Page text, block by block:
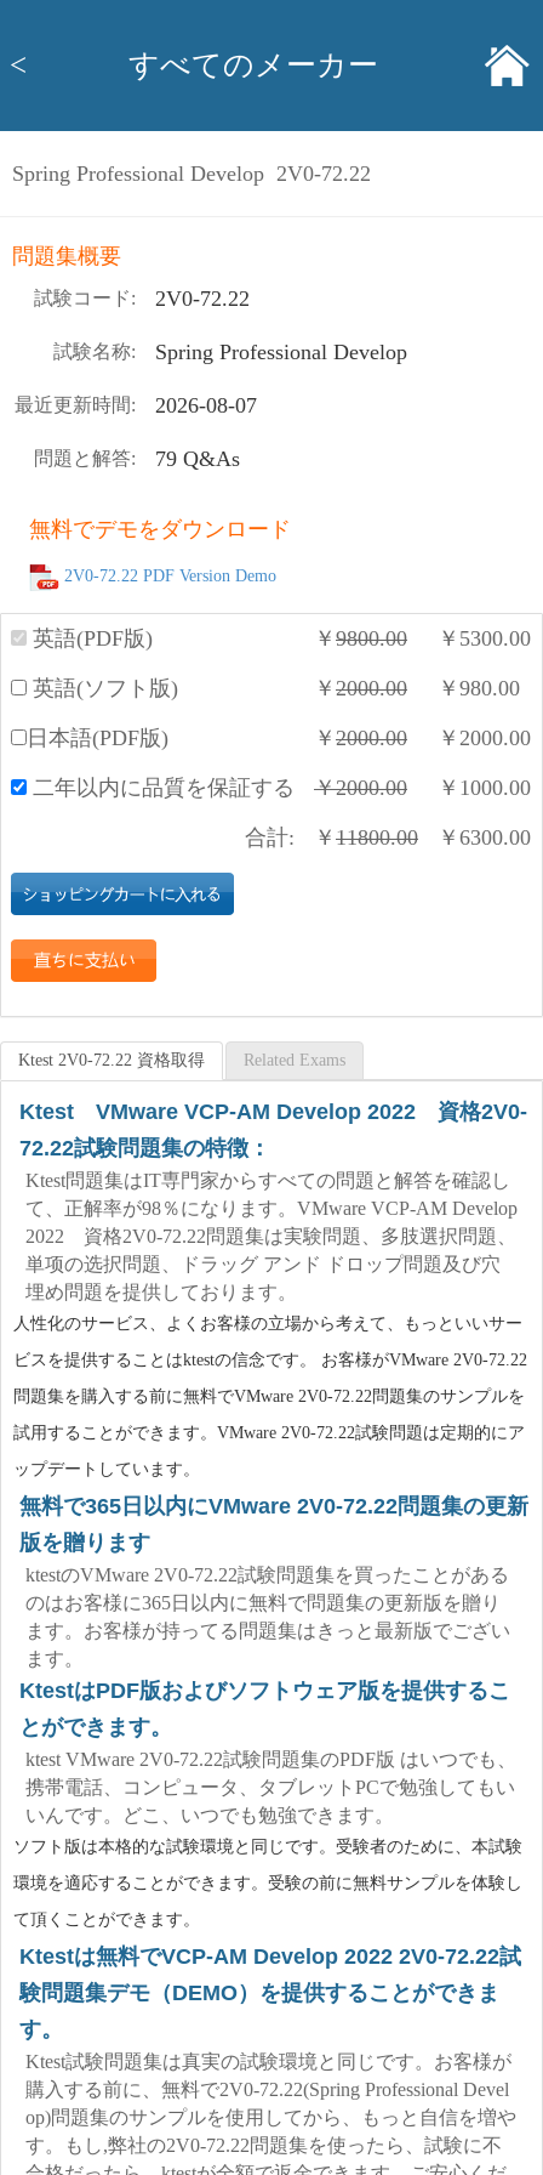
< すべてのメーカー
Spring Professional Develop 2V0-72.22
問題集概要
試験コード: 2V0-72.22
試験名称: Spring Professional Develop
最近更新時間: 2026-08-07
問題と解答: 79 Q&As
無料でデモをダウンロード
2V0-72.22 PDF Version Demo
英語(PDF版) ￥ 9800.00 ￥ 5300.00
英語(ソフト版) ￥ 2000.00 ￥ 980.00
日本語(PDF版) ￥ 2000.00 ￥ 2000.00
二年以内に品質を保証する ￥2000.00 ￥ 1000.00
合計: ￥ 11800.00 ￥ 6300.00
Ktest 2V0-72.22 資格取得 Related Exams
Ktest VMware VCP-AM Develop 2022 資格2V0-
72.22試験問題集の特徴：
Ktest問題集はIT専門家からすべての問題と解答を確認し
て、正解率が98％になります。VMware VCP-AM Develop
2022 資格2V0-72.22問題集は実験問題、多肢選択問題、
単项の选択問題、ドラッグ アンド ドロップ問題及び穴
埋め問題を提供しております。
人性化のサービス、よくお客様の立場から考えて、もっといいサー
ビスを提供することはktestの信念です。 お客様がVMware 2V0-72.22
問題集を購入する前に無料でVMware 2V0-72.22問題集のサンプルを
試用することができます。VMware 2V0-72.22試験問題は定期的にア
ップデートしています。
無料で365日以内にVMware 2V0-72.22問題集の更新
版を贈ります
ktestのVMware 2V0-72.22試験問題集を買ったことがある
のはお客様に365日以内に無料で問題集の更新版を贈り
ます。お客様が持ってる問題集はきっと最新版でござい
ます。
KtestはPDF版およびソフトウェア版を提供するこ
とができます。
ktest VMware 2V0-72.22試験問題集のPDF版 はいつでも、
携帯電話、コンピュータ、タブレットPCで勉強してもい
いんです。どこ、いつでも勉強できます。
ソフト版は本格的な試験環境と同じです。受験者のために、本試験
環境を適応することができます。受験の前に無料サンプルを体験し
て頂くことができます。
Ktestは無料でVCP-AM Develop 2022 2V0-72.22試
験問題集デモ（DEMO）を提供することができま
す。
Ktest試験問題集は真実の試験環境と同じです。お客様が
購入する前に、無料で2V0-72.22(Spring Professional Devel
op)問題集のサンプルを使用してから、もっと自信を増や
す。もし,弊社の2V0-72.22問題集を使ったら、試験に不